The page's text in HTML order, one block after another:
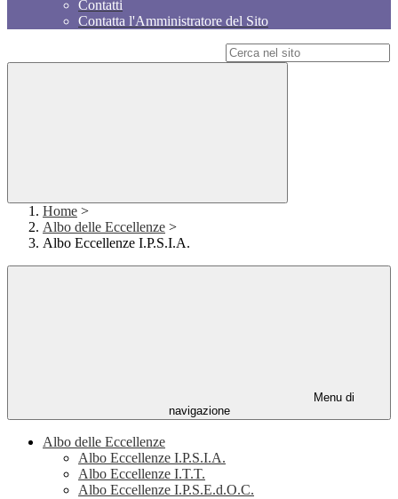
Contatti
Contatta l'Amministratore del Sito
Home >
Albo delle Eccellenze >
Albo Eccellenze I.P.S.I.A.
Menu di
navigazione
Albo delle Eccellenze
Albo Eccellenze I.P.S.I.A.
Albo Eccellenze I.T.T.
Albo Eccellenze I.P.S.E.d.O.C.